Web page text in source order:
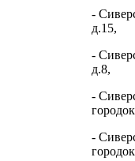
-
д.15,
-
д.8,
-
-